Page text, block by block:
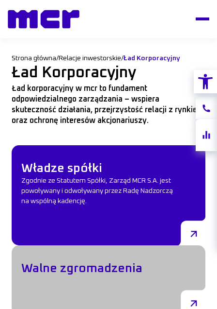
akcji
Strona główna/Relacje inwestorskie/Ład Korporacyjny
Ład Korporacyjny
Ład korporacyjny w mcr to fundament
odpowiedzialnego zarządzania – wspiera
skuteczność działania, przejrzystość relacji z rynkiem
oraz ochronę interesów akcjonariuszy.
Władze spółki
Władze spółki
Zgodnie ze Statutem Spółki, Zarząd MCR S.A. jest
powoływany i odwoływany przez Radę Nadzorczą
na wspólną kadencję.
Walne zgromadzenia
Walne zgromadzenia